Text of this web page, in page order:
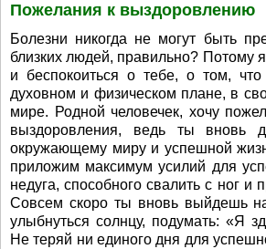
Пожелания к выздоровлению
Болезни никогда не могут быть
близких людей, правильно? Потому
и беспокоиться о тебе, о том,
духовном и физическом плане, в
мире. Родной человечек, хочу
выздоровления, ведь ты вновь
окружающему миру и успешной
приложим максимум усилий для
недуга, способного свалить с ног и
Совсем скоро ты вновь выйдешь
улыбнуться солнцу, подумать: «Я
Не теряй ни единого дня для